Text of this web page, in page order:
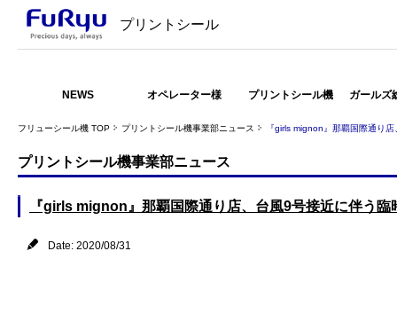
プリントシール
NEWS オペレーター様 プリントシール機 ガールズ
フリューシール機 TOP プリントシール機事業部ニュース 『girls mignon』那覇国際通り
プリントシール機事業部ニュース
『girls mignon』那覇国際通り店、台風9号接近に伴う臨
Date: 2020/08/31